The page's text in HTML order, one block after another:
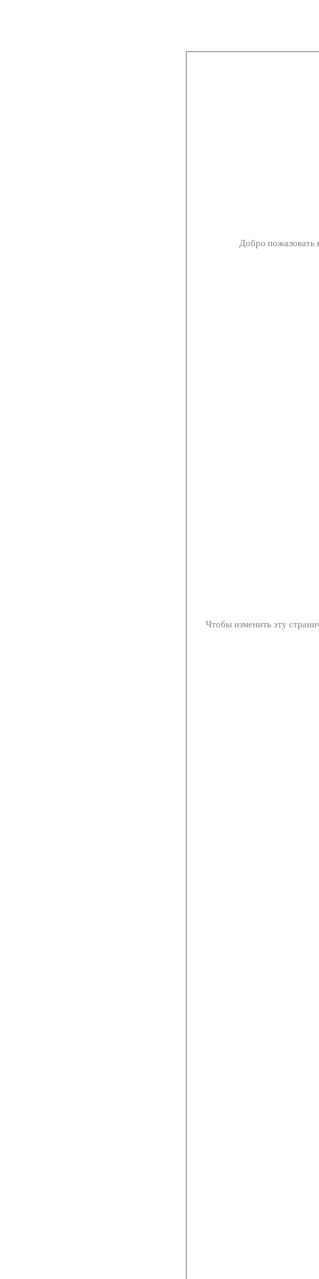
Добро пожаловать
Чтобы изменить эту